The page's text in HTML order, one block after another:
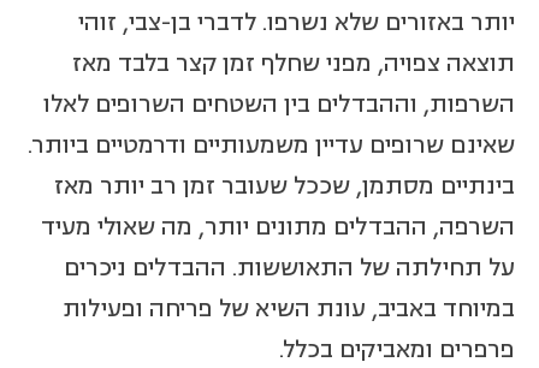
יותר באזורים שלא נשרפו. לדברי בן-צבי, זוהי
תוצאה צפויה, מפני שחלף זמן קצר בלבד מאז
השרפות, וההבדלים בין השטחים השרופים לאלו
שאינם שרופים עדיין משמעותיים ודרמטיים ביותר.
בינתיים מסתמן, שככל שעובר זמן רב יותר מאז
השרפה, ההבדלים מתונים יותר, מה שאולי מעיד
על תחילתה של התאוששות. ההבדלים ניכרים
במיוחד באביב, עונת השיא של פריחה ופעילות
פרפרים ומאביקים בכלל.